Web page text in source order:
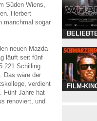
Süden Wiens,
Herbert
manchmal sogar
neuen Mazda
läuft seit fünf
Schilling
Das wäre der
verdient
Fünf Jahre hat
renoviert, und
FILM-